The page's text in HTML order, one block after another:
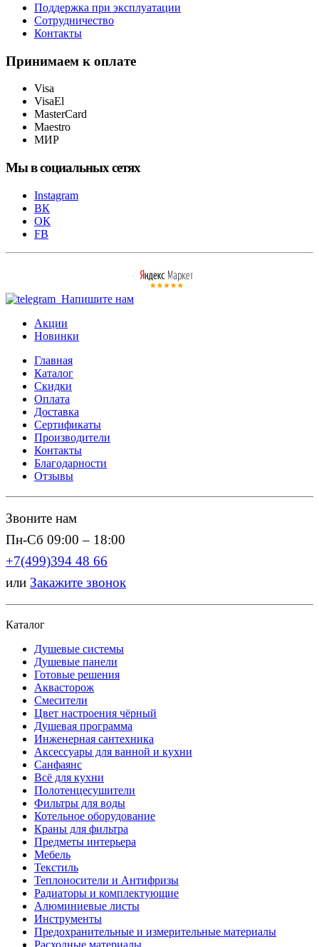
Поддержка при эксплуатации
Сотрудничество
Контакты
Принимаем к оплате
Visa
VisaEl
MasterCard
Maestro
МИР
Мы в социальных сетях
Instagram
ВК
ОК
FB
Напишите нам
Акции
Новинки
Главная
Каталог
Скидки
Оплата
Доставка
Сертификаты
Производители
Контакты
Благодарности
Отзывы
Звоните нам
Пн-Сб 09:00 – 18:00
+7(499)394 48 66
или Закажите звонок
Каталог
Душевые системы
Душевые панели
Готовые решения
Аквасторож
Смесители
Цвет настроения чёрный
Душевая программа
Инженерная сантехника
Аксессуары для ванной и кухни
Санфаянс
Всё для кухни
Полотенцесушители
Фильтры для воды
Котельное оборудование
Краны для фильтра
Предметы интерьера
Мебель
Текстиль
Теплоносители и Антифризы
Радиаторы и комплектующие
Алюминиевые листы
Инструменты
Предохранительные и измерительные материалы
Расходные материалы